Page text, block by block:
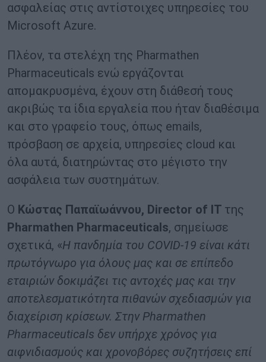
ασφαλείας στις αντίστοιχες υπηρεσίες του
Microsoft Azure.
Πλέον, τα στελέχη της Pharmathen
Pharmaceuticals ενώ εργάζονται
απομακρυσμένα, έχουν στη διάθεσή τους
ακριβώς τα ίδια εργαλεία που ήταν διαθέσιμα
και στο γραφείο τους, όπως emails,
πρόσβαση σε αρχεία, υπηρεσίες cloud και
όλα αυτά, διατηρώντας στο μέγιστο την
ασφάλεια των συστημάτων.
Ο Κώστας Παπαϊωάννου, Director of IT της
Pharmathen Pharmaceuticals, σημείωσε
σχετικά, «Η πανδημία του COVID-19 είναι κάτι
πρωτόγνωρο για όλους μας και σε επίπεδο
εταιριών δοκιμάζει τις αντοχές μας και την
αποτελεσματικότητα πιθανών σχεδιασμών για
διαχείριση κρίσεων. Στην Pharmathen
Pharmaceuticals δεν υπήρχε χρόνος για
αιφνιδιασμούς και χρονοβόρες συζητήσεις επί